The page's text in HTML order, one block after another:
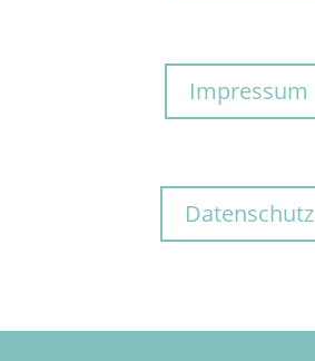
Impressum
Datenschutz